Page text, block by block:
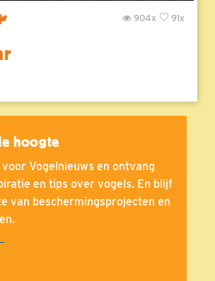
91x
904x
hoogte
voor Vogelnieuws en ontvang
en tips over vogels. En blijf
van beschermingsprojecten en